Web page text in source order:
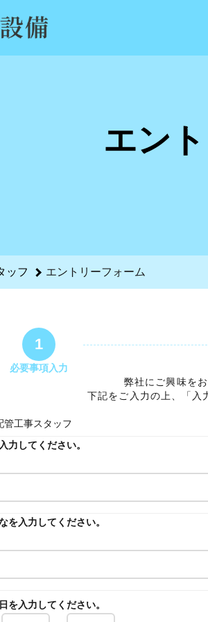
エン
ッフ エントリーフォーム
1
必要事項入力
弊社にご興味を
下記をご入力の上、「入
管工事スタッフ
力してください。
を入力してください。
を入力してください。